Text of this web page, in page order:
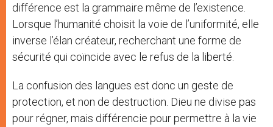
différence est la grammaire même de l’existence.
Lorsque l’humanité choisit la voie de l’uniformité, elle
inverse l’élan créateur, recherchant une forme de
sécurité qui coïncide avec le refus de la liberté.
La confusion des langues est donc un geste de
protection, et non de destruction. Dieu ne divise pas
pour régner, mais différencie pour permettre à la vie